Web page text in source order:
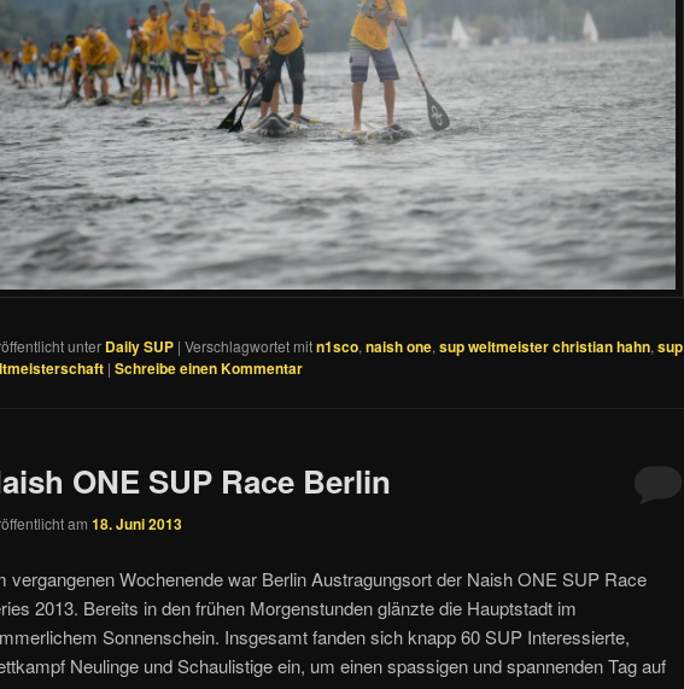
unter Daily SUP | Verschlagwortet mitn1sco, naish one, sup weltmeister christian hahn, sup
| Schreibe einen Kommentar
ONE SUP Race Berlin
am 18. Juni 2013
vergangenen Wochenende war Berlin Austragungsort der Naish ONE SUP Race
2013. Bereits in den frühen Morgenstunden glänzte die Hauptstadt im
Sonnenschein. Insgesamt fanden sich knapp 60 SUP Interessierte,
Neulinge und Schaulistige ein, um einen spassigen und spannenden Tag auf